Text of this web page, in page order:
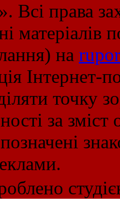
Всі права
матеріалів
на
Інтернет-
точку
за